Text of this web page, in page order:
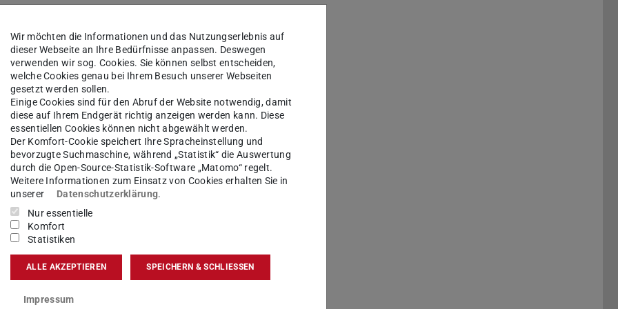
haben laut Quantenphysik eine Doppelnatur.
oder wie Wellen. Beim Tunneleffekt zeigt
rollt ein „Wellenpaket“ zu, einem Schwall
mit welcher Wahrscheinlichkeit das Teilchen
man seinen Aufenthaltsort misst. Trifft das
davon reflektiert. Ein kleiner Teil davon
Wahrscheinlichkeit, dass das Teilchen
dass ein Lichtteilchen nach dem Tunneln
das freie Bahn hatte. Es wäre also schneller
Wir möchten die Informationen und das Nutzungserlebnis auf
dieser Webseite an Ihre Bedürfnisse anpassen. Deswegen
verwenden wir sog. Cookies. Sie können selbst entscheiden,
welche Cookies genau bei Ihrem Besuch unserer Webseiten
gesetzt werden sollen.
Einige Cookies sind für den Abruf der Website notwendig, damit
diese auf Ihrem Endgerät richtig anzeigen werden kann. Diese
essentiellen Cookies können nicht abgewählt werden.
Der Komfort-Cookie speichert Ihre Spracheinstellung und
bevorzugte Suchmaschine, während „Statistik“ die Auswertung
durch die Open-Source-Statistik-Software „Matomo“ regelt.
Weitere Informationen zum Einsatz von Cookies erhalten Sie in
unserer
Datenschutzerklärung.
Nur essentielle
Komfort
Statistiken
ALLE AKZEPTIEREN SPEICHERN & SCHLIESSEN
Impressum